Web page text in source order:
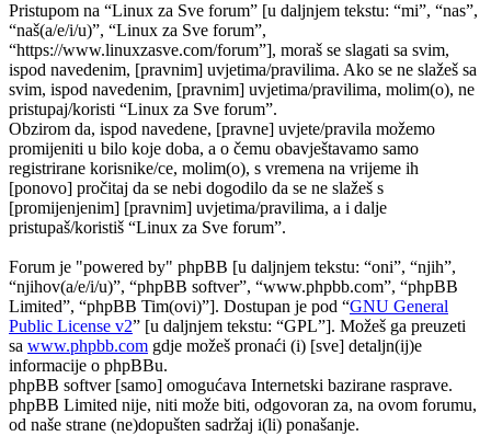
Pristupom na “Linux za Sve forum” [u daljnjem tekstu: “mi”, “nas”,
“naš(a/e/i/u)”, “Linux za Sve forum”,
“https://www.linuxzasve.com/forum”], moraš se slagati sa svim,
ispod navedenim, [pravnim] uvjetima/pravilima. Ako se ne slažeš sa
svim, ispod navedenim, [pravnim] uvjetima/pravilima, molim(o), ne
pristupaj/koristi “Linux za Sve forum”.
Obzirom da, ispod navedene, [pravne] uvjete/pravila možemo
promijeniti u bilo koje doba, a o čemu obavještavamo samo
registrirane korisnike/ce, molim(o), s vremena na vrijeme ih
[ponovo] pročitaj da se nebi dogodilo da se ne slažeš s
[promijenjenim] [pravnim] uvjetima/pravilima, a i dalje
pristupaš/koristiš “Linux za Sve forum”.
Forum je "powered by" phpBB [u daljnjem tekstu: “oni”, “njih”,
“njihov(a/e/i/u)”, “phpBB softver”, “www.phpbb.com”, “phpBB
Limited”, “phpBB Tim(ovi)”]. Dostupan je pod “GNU General
Public License v2” [u daljnjem tekstu: “GPL”]. Možeš ga preuzeti
sa www.phpbb.com gdje možeš pronaći (i) [sve] detaljn(ij)e
informacije o phpBBu.
phpBB softver [samo] omogućava Internetski bazirane rasprave.
phpBB Limited nije, niti može biti, odgovoran za, na ovom forumu,
od naše strane (ne)dopušten sadržaj i(li) ponašanje.